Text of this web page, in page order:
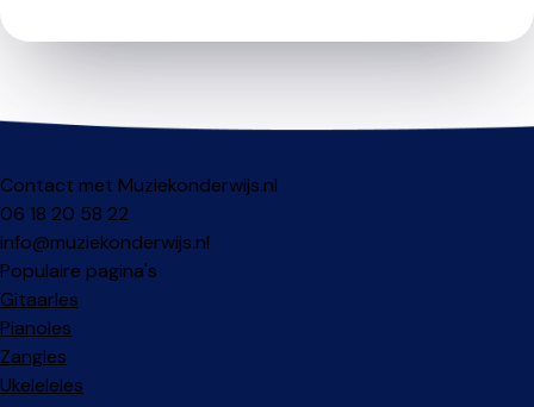
Contact met Muziekonderwijs.nl
06 18 20 58 22
info@muziekonderwijs.nl
Populaire pagina's
Gitaarles
Pianoles
Zangles
Ukeleleles